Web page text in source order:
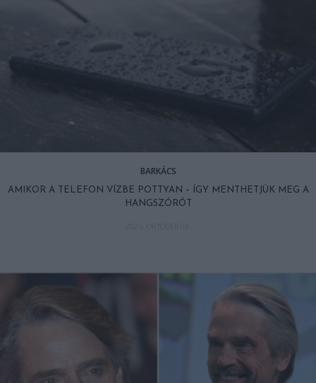
BARKÁCS
AMIKOR A TELEFON VÍZBE POTTYAN – ÍGY MENTHETJÜK MEG A
HANGSZÓRÓT